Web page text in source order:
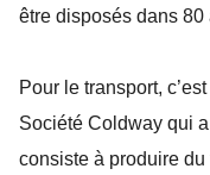
être disposés dans
Pour le transport,
Société Coldway qui
consiste à produire du